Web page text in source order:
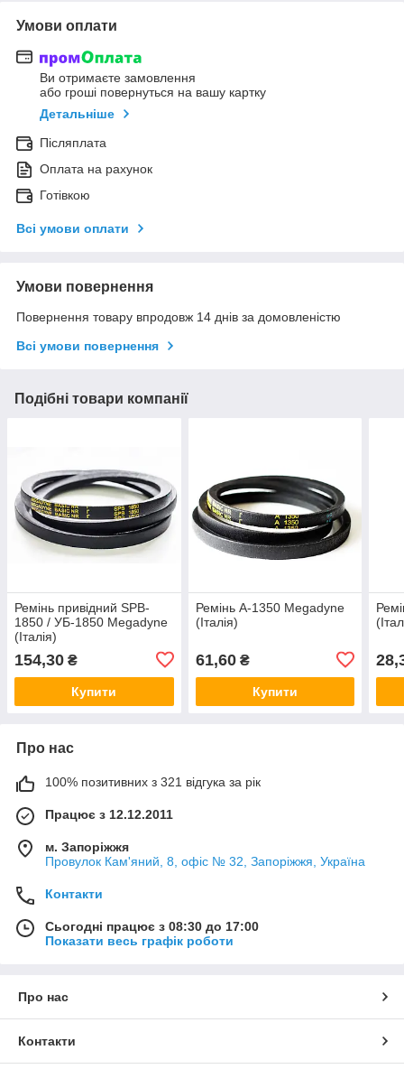
Умови оплати
Ви отримаєте замовлення
або гроші повернуться на вашу картку
Детальніше
Післяплата
Оплата на рахунок
Готівкою
Всі умови оплати
Умови повернення
Повернення товару впродовж 14 днів за домовленістю
Всі умови повернення
Подібні товари компанії
Ремінь привідний SPB-
1850 / УБ-1850 Megadyne
(Італія)
154,30 ₴
Купити
Ремінь А-1350 Megadyne
(Італія)
61,60₴
Купити
Про нас
100% позитивних з 321 відгука за рік
Працює з 12.12.2011
м. Запоріжжя
Провулок Кам'яний, 8, офіс № 32, Запоріжжя, Україна
Контакти
Сьогодні працює з 08:30 до 17:00
Показати весь графік роботи
Про нас
Контакти